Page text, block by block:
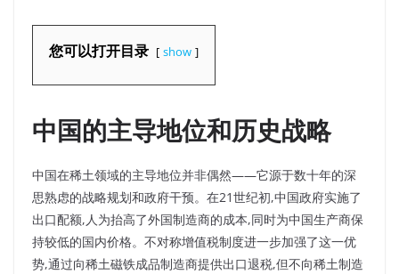
您可以打开目录 show
中国的主导地位和历史战略
中国在稀土领域的主导地位并非偶然——它源于数十年的深
思熟虑的战略规划和政府干预。在21世纪初,中国政府实施了
出口配额,人为抬高了外国制造商的成本,同时为中国生产商保
持较低的国内价格。不对称增值税制度进一步加强了这一优
势,通过向稀土磁铁成品制造商提供出口退税,但不向稀土制造